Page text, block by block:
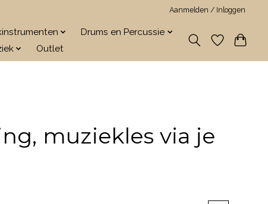
Aanmelden / Inloggen
Drums en Percussie
Outlet
muziekles via je